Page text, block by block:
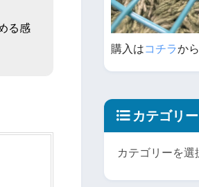
る感
購入はコチラから
カテゴリー